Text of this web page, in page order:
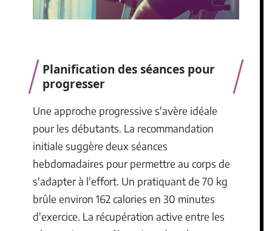
Planification des séances pour
progresser
Une approche progressive s'avère idéale
pour les débutants. La recommandation
initiale suggère deux séances
hebdomadaires pour permettre au corps de
s'adapter à l'effort. Un pratiquant de 70 kg
brûle environ 162 calories en 30 minutes
d'exercice. La récupération active entre les